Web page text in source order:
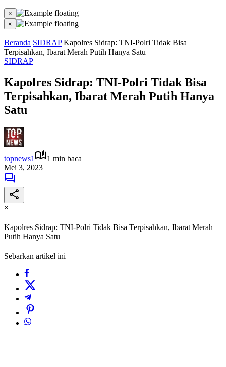
×
×
Beranda SIDRAP Kapolres Sidrap: TNI-Polri Tidak Bisa
Terpisahkan, Ibarat Merah Putih Hanya Satu
SIDRAP
Kapolres Sidrap: TNI-Polri Tidak Bisa
Terpisahkan, Ibarat Merah Putih Hanya
Satu
topnews1
1 min baca
Mei 3, 2023
×
Kapolres Sidrap: TNI-Polri Tidak Bisa Terpisahkan, Ibarat Merah
Putih Hanya Satu
Sebarkan artikel ini